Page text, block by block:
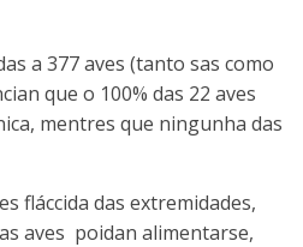
a 377 aves (tanto sas como
que o 100% das 22 aves
mentres que ningunha das
fláccida das extremidades,
aves poidan alimentarse,